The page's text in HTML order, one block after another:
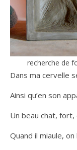
recherche de
Dans ma cervelle
Ainsi qu’en son
Un beau chat,
Quand il miaule, on